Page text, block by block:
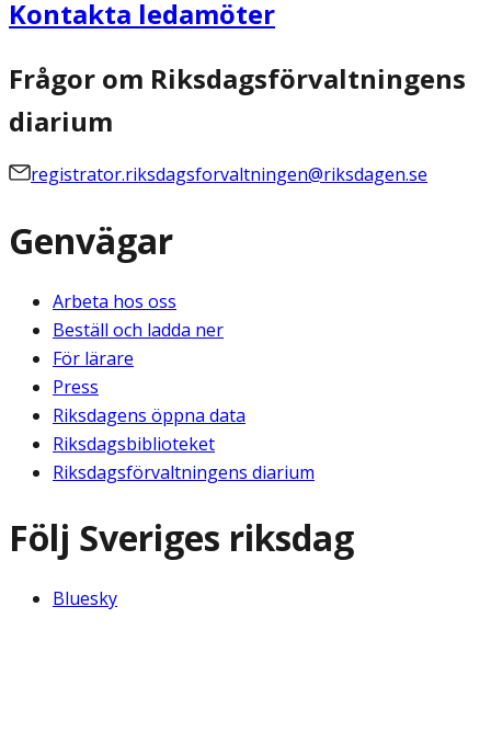
Kontakta ledamöter
Frågor om Riksdagsförvaltningens
diarium
registrator.riksdagsforvaltningen@riksdagen.se
Genvägar
Arbeta hos oss
Beställ och ladda ner
För lärare
Press
Riksdagens öppna data
Riksdagsbiblioteket
Riksdagsförvaltningens diarium
Följ Sveriges riksdag
Bluesky